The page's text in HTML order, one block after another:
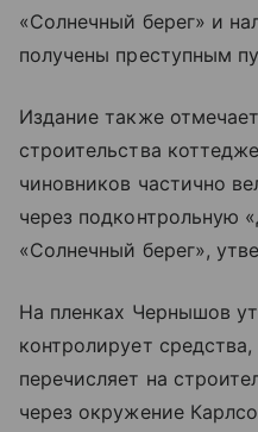
«Солнечный берег» и
получены преступным
Издание также
строительства
чиновников частично
через подконтрольную
«Солнечный берег»,
На пленках Чернышов
контролирует
перечисляет на
через окружение